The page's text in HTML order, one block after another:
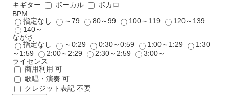
キギター
ボーカル
ボカロ
BPM
指定なし
～79 80～99 100～119
120～139
140～
ながさ
指定なし
～0:29 0:30～0:59 1:00～1:29
1:30
～1:59
2:00～2:29 2:30～2:59
3:00～
ライセンス
商用利用 可
歌唱・演奏 可
クレジット表記 不要